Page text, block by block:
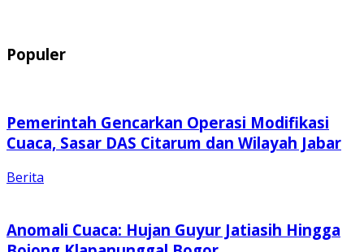
Populer
Pemerintah Gencarkan Operasi Modifikasi
Cuaca, Sasar DAS Citarum dan Wilayah Jabar
Berita
Anomali Cuaca: Hujan Guyur Jatiasih Hingga